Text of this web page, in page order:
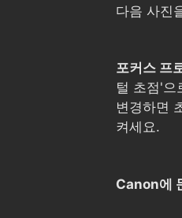
다음 사진
포커스 프
털 초점'으
변경하면
켜세요.
Canon에